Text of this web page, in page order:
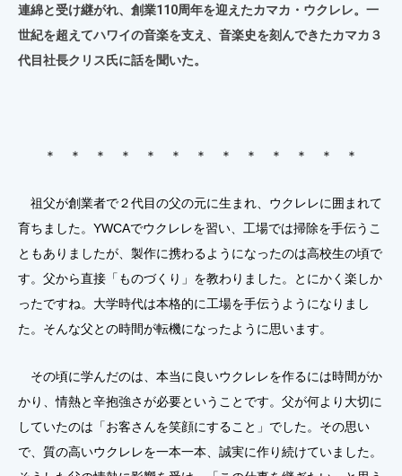
連綿と受け継がれ、創業110周年を迎えたカマカ・ウクレレ。一
世紀を超えてハワイの音楽を支え、音楽史を刻んできたカマカ３
代目社長クリス氏に話を聞いた。
＊ ＊ ＊ ＊ ＊ ＊ ＊ ＊ ＊ ＊ ＊ ＊ ＊
祖父が創業者で２代目の父の元に生まれ、ウクレレに囲まれて
育ちました。YWCAでウクレレを習い、工場では掃除を手伝うこ
ともありましたが、製作に携わるようになったのは高校生の頃で
す。父から直接「ものづくり」を教わりました。とにかく楽しか
ったですね。大学時代は本格的に工場を手伝うようになりまし
た。そんな父との時間が転機になったように思います。
その頃に学んだのは、本当に良いウクレレを作るには時間がか
かり、情熱と辛抱強さが必要ということです。父が何より大切に
していたのは「お客さんを笑顔にすること」でした。その思い
で、質の高いウクレレを一本一本、誠実に作り続けていました。